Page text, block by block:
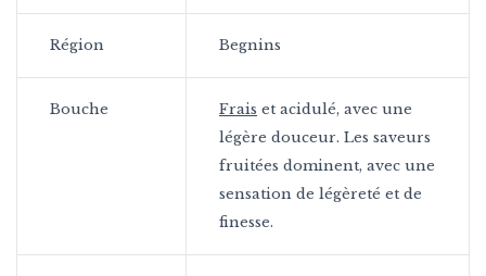
Région Begnins
Bouche Frais et acidulé, avec une
légère douceur. Les saveurs
fruitées dominent, avec une
sensation de légèreté et de
finesse.